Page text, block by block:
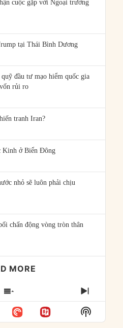
cuộc gặp với Ngoại trưởng
tại Thái Bình Dương
đầu tư mạo hiểm quốc gia
rủi ro
tranh Iran?
Kinh ở Biển Đông
nhỏ sẽ luôn phải chịu
chấn động vòng tròn thân
MORE
SHOW
EPISODES
LIST
NEXT
Show
Podcast